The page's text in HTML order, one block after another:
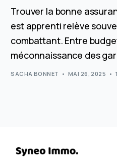
Trouver la bonne
est apprenti relève
combattant. Entre
méconnaissance des
SACHA BONNET MAI 26, 2025